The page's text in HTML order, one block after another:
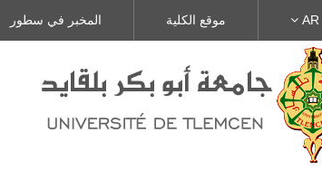
AR موقع الكلية المخبر في سطور